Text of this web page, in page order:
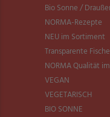
Bio Sonne /
NORMA-Rezepte
NEU im Sortiment
Transparente
NORMA Qualität
VEGAN
VEGETARISCH
BIO SONNE